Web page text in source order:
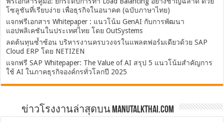
โซลูชันที่เรียบง่าย เพื่อธุรกิจในอนาคต (ฉบับภาษาไทย)
แจกฟรีเอกสาร Whitepaper : แนวโน้ม GenAI กับการพัฒนา
แอปพลิเคชันในประเทศไทย โดย OutSystems
ลดต้นทุนซ้ำซ้อน บริหารงานครบวงจรในแพลตฟอร์มเดียวด้วย SAP
Cloud ERP โดย NETIZEN
แจกฟรี SAP Whitepaper: The Value of AI สรุป 5 แนวโน้มสำคัญการ
ใช้ AI ในภาคธุรกิจองค์กรทั่วโลกปี 2025
ข่าวโรงงานล่าสุดบน ManuTalkThai.com